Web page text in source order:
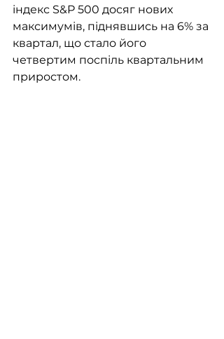
індекс S&P 500 досяг нових
максимумів, піднявшись на 6% за
квартал, що стало його
четвертим поспіль квартальним
приростом.